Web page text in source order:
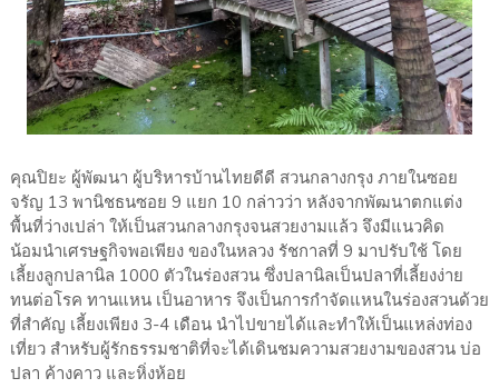
คุณปิยะ ผู้พัฒนา ผู้บริหารบ้านไทยดีดี สวนกลางกรุง ภายในซอย
จรัญ 13 พานิชธนซอย 9 แยก 10 กล่าวว่า หลังจากพัฒนาตกแต่ง
พื้นที่ว่างเปล่า ให้เป็นสวนกลางกรุงจนสวยงามแล้ว จึงมีแนวคิด
น้อมนำเศรษฐกิจพอเพียง ของในหลวง รัชกาลที่ 9 มาปรับใช้ โดย
เลี้ยงลูกปลานิล 1000 ตัวในร่องสวน ซึ่งปลานิลเป็นปลาที่เลี้ยงง่าย
ทนต่อโรค ทานแหน เป็นอาหาร จึงเป็นการกำจัดแหนในร่องสวนด้วย
ที่สำคัญ เลี้ยงเพียง 3-4 เดือน นำไปขายได้และทำให้เป็นแหล่งท่อง
เที่ยว สำหรับผู้รักธรรมชาติที่จะได้เดินชมความสวยงามของสวน บ่อ
ปลา ค้างคาว และหิ่งห้อย